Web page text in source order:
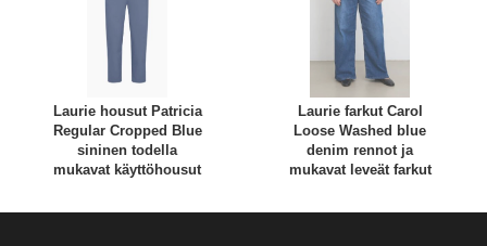
Laurie housut Patricia
Regular Cropped Blue
sininen todella
mukavat käyttöhousut
Laurie farkut Carol
Loose Washed blue
denim rennot ja
mukavat leveät farkut